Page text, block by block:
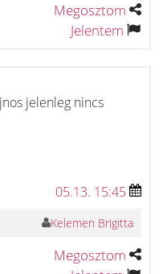
Megosztom
Jelentem
jelenleg nincs
05.13. 15:45
Kelemen Brigitta
Megosztom